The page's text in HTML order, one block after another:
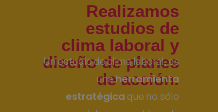
Realizamos
estudios de
clima laboral y
diseño de planes
de acción.
Un estudio de clima laboral, es
unaherramienta
estratégica que no sólo